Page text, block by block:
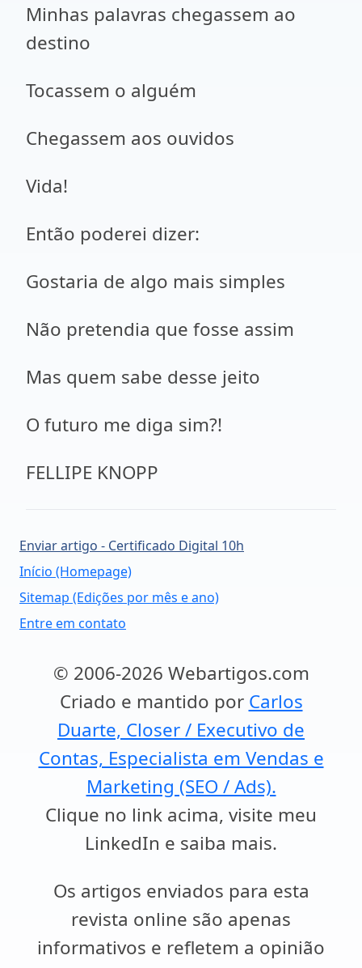
Minhas palavras chegassem ao
destino
Tocassem o alguém
Chegassem aos ouvidos
Vida!
Então poderei dizer:
Gostaria de algo mais simples
Não pretendia que fosse assim
Mas quem sabe desse jeito
O futuro me diga sim?!
FELLIPE KNOPP
Enviar artigo - Certificado Digital 10h
Início (Homepage)
Sitemap (Edições por mês e ano)
Entre em contato
© 2006-2026 Webartigos.com
Criado e mantido por Carlos
Duarte, Closer / Executivo de
Contas, Especialista em Vendas e
Marketing (SEO / Ads).
Clique no link acima, visite meu
LinkedIn e saiba mais.
Os artigos enviados para esta
revista online são apenas
informativos e refletem a opinião